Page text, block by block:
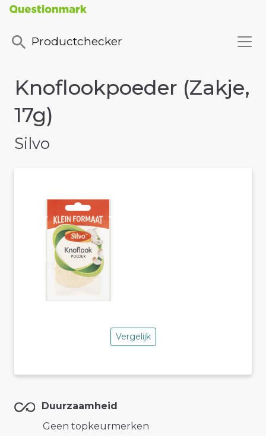
Productchecker
Knoflookpoeder (Zakje,
17g)
Silvo
Vergelijk
Duurzaamheid
Geen topkeurmerken